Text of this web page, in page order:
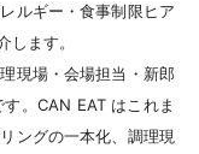
ルギー・食事制限ヒア
します。
現場・会場担当・新郎
。CAN EAT はこれま
ングの一本化、調理現